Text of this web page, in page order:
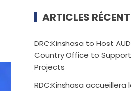
ARTICLES
DRC:Kinshasa to Host
Country Office to
Projects
RDC:Kinshasa